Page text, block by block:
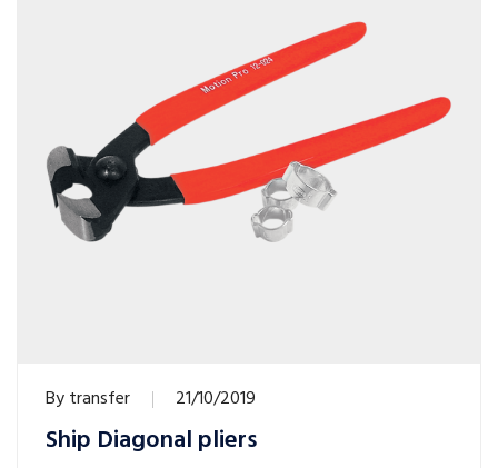
Bytransfer 21/10/2019
Ship Diagonal pliers